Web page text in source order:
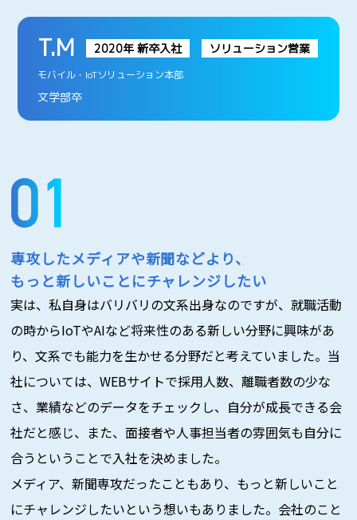
T.M 2020年 新卒入社 ソリューション営業
モバイル・IoTソリューション本部
文学部卒
専攻したメディアや新聞などより、
もっと新しいことにチャレンジしたい
実は、私自身はバリバリの文系出身なのですが、就職活動
の時からIoTやAIなど将来性のある新しい分野に興味があ
り、文系でも能力を生かせる分野だと考えていました。当
社については、WEBサイトで採用人数、離職者数の少な
さ、業績などのデータをチェックし、自分が成長できる会
社だと感じ、また、面接者や人事担当者の雰囲気も自分に
合うということで入社を決めました。
メディア、新聞専攻だったこともあり、もっと新しいこと
にチャレンジしたいという想いもありました。会社のこと